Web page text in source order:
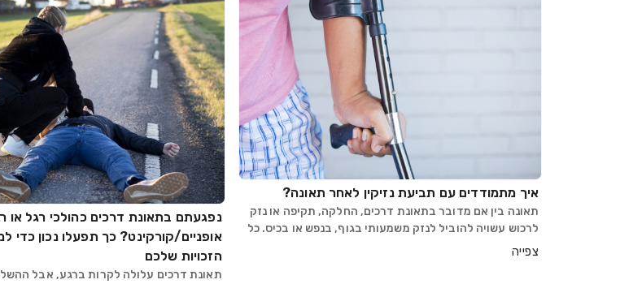
איך מתמודדים עם תביעת נזיקין לאחר תאונה?
תאונה בין אם מדובר בתאונת דרכים, החלקה, תקיפה או נזק
לרכוש עשויה להוביל לנזק משמעותי בגוף, בנפש או בכיס. כל
מקרה שונה מהותית במישור המשפטי, ובמיוחד חשוב להבדיל
צפייה
נפגעתם בתאונת דרכים כהולכי רגל או
אופניים/קורקינט? כך תפעלו נכון כדי
הזכויות שלכם
תאונת דרכים עלולה לקרות ברגע, אבל